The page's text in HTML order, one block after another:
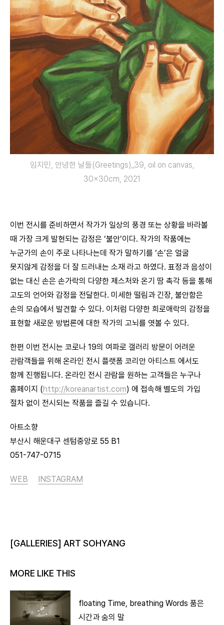
임지민, 안녕한 날들(Greetings)_39, oil on canvas,
30x30cm, 2021
이번 전시를 준비하면서 작가가 일상의 풍경 또는 상황을 바라볼
때 가장 크게 발현되는 감정은 ‘불안’이다. 작가의 작품에는
누군가의 손이 주로 나타나는데 작가 말하기를 ‘손’은 얼굴
못지않게 감정을 더 잘 드러내는 소재 라고 하였다. 표정과 음성이
없는 대신 손은 손가락의 다양한 제스처와 온기 땀 촉각 등을 통해
고도의 언어와 감정을 전달한다. 미세한 떨림과 긴장, 불안함은
손의 모습에서 발견할 수 있다. 이처럼 다양한 희로애락의 감정을
표현할 새로운 방법론에 대한 작가의 고뇌를 엿볼 수 있다.
한편 이번 전시는 코로나 19의 여파로 갤러리 방문이 어려운
관람객들을 위해 온라인 전시 플랫폼 코리안 아티스트 에서도
함께 진행됩니다. 온라인 전시 관람을 원하는 고객들은 누구나
홈페이지 (http://koreanartist.com) 에 접속해 별도의 가입
절차 없이 전시되는 작품을 즐길 수 있습니다.
아트소향
부산시 해운대구 센텀중앙로 55 B1
051-747-0715
WEB INSTAGRAM
[GALLERIES] ART SOHYANG
MORE LIKE THIS
floating Time, breathing Words 품은
시간과 숨의 말